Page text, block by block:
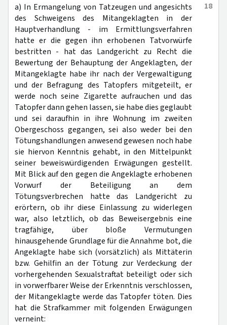
18
a) In Ermangelung von Tatzeugen und angesichts
des Schweigens des Mitangeklagten in der
Hauptverhandlung - im Ermittlungsverfahren
hatte er die gegen ihn erhobenen Tatvorwürfe
bestritten - hat das Landgericht zu Recht die
Bewertung der Behauptung der Angeklagten, der
Mitangeklagte habe ihr nach der Vergewaltigung
und der Befragung des Tatopfers mitgeteilt, er
werde noch seine Zigarette aufrauchen und das
Tatopfer dann gehen lassen, sie habe dies geglaubt
und sei daraufhin in ihre Wohnung im zweiten
Obergeschoss gegangen, sei also weder bei den
Tötungshandlungen anwesend gewesen noch habe
sie hiervon Kenntnis gehabt, in den Mittelpunkt
seiner beweiswürdigenden Erwägungen gestellt.
Mit Blick auf den gegen die Angeklagte erhobenen
Vorwurf der Beteiligung an dem
Tötungsverbrechen hatte das Landgericht zu
erörtern, ob ihr diese Einlassung zu widerlegen
war, also letztlich, ob das Beweisergebnis eine
tragfähige, über bloße Vermutungen
hinausgehende Grundlage für die Annahme bot, die
Angeklagte habe sich (vorsätzlich) als Mittäterin
bzw. Gehilfin an der Tötung zur Verdeckung der
vorhergehenden Sexualstraftat beteiligt oder sich
in vorwerfbarer Weise der Erkenntnis verschlossen,
der Mitangeklagte werde das Tatopfer töten. Dies
hat die Strafkammer mit folgenden Erwägungen
verneint: